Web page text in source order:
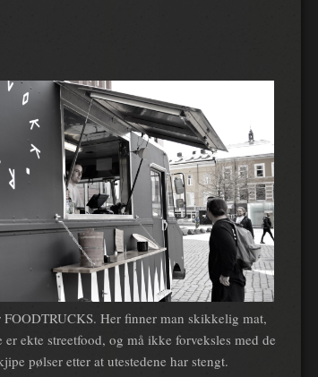
FOODTRUCKS. Her finner man skikkelig mat,
ekte streetfood, og må ikke forveksles med de
pølser etter at utestedene har stengt.